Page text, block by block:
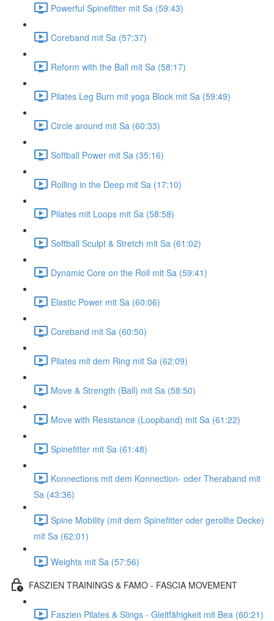
Powerful Spinefitter mit Sa (59:43)
Coreband mit Sa (57:37)
Reform with the Ball mit Sa (58:17)
Pilates Leg Burn mit yoga Block mit Sa (59:49)
Circle around mit Sa (60:33)
Softball Power mit Sa (35:16)
Rolling in the Deep mit Sa (17:10)
Pilates mit Loops mit Sa (58:58)
Softball Sculpt & Stretch mit Sa (61:02)
Dynamic Core on the Roll mit Sa (59:41)
Elastic Power mit Sa (60:06)
Coreband mit Sa (60:50)
Pilates mit dem Ring mit Sa (62:09)
Move & Strength (Ball) mit Sa (58:50)
Move with Resistance (Loopband) mit Sa (61:22)
Spinefitter mit Sa (61:48)
Konnections mit dem Konnection- oder Theraband mit
Sa (43:36)
Spine Mobility (mit dem Spinefitter oder gerollte Decke)
mit Sa (62:01)
Weights mit Sa (57:56)
FASZIEN TRAININGS & FAMO - FASCIA MOVEMENT
Faszien Pilates & Slings - Gleitfähigkeit mit Bea (60:21)